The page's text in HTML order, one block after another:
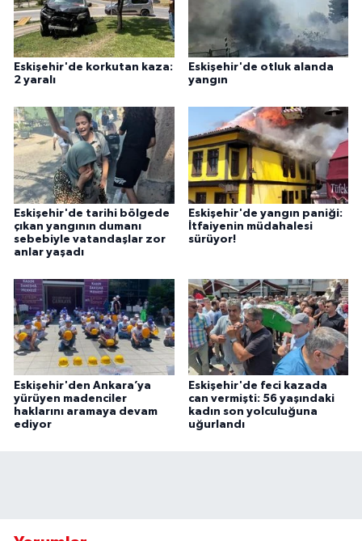
Eskişehir'de korkutan kaza:
2 yaralı
Eskişehir'de otluk alanda
yangın
Eskişehir'de tarihi bölgede
çıkan yangının dumanı
sebebiyle vatandaşlar zor
anlar yaşadı
Eskişehir'de yangın paniği:
İtfaiyenin müdahalesi
sürüyor!
Eskişehir'den Ankara’ya
yürüyen madenciler
haklarını aramaya devam
ediyor
Eskişehir'de feci kazada
can vermişti: 56 yaşındaki
kadın son yolculuğuna
uğurlandı